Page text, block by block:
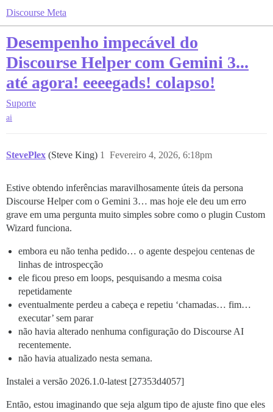
Discourse Meta
Desempenho impecável do
Discourse Helper com Gemini 3...
até agora! eeeegads! colapso!
Suporte
ai
StevePlex (Steve King) Fevereiro 4, 2026, 6:18pm
1
Estive obtendo inferências maravilhosamente úteis da persona
Discourse Helper com o Gemini 3… mas hoje ele deu um erro
grave em uma pergunta muito simples sobre como o plugin Custom
Wizard funciona.
embora eu não tenha pedido… o agente despejou centenas de
linhas de introspecção
ele ficou preso em loops, pesquisando a mesma coisa
repetidamente
eventualmente perdeu a cabeça e repetiu ‘chamadas… fim…
executar’ sem parar
não havia alterado nenhuma configuração do Discourse AI
recentemente.
não havia atualizado nesta semana.
Instalei a versão 2026.1.0-latest [27353d4057]
Então, estou imaginando que seja algum tipo de ajuste fino que eles